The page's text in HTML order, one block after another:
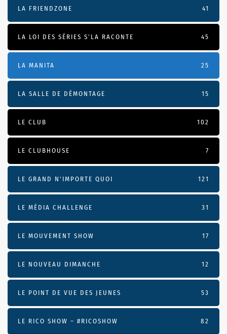
LA FRIENDZONE 41
LA LOI DES SÉRIES S'LA RACONTE 45
LA MANITA 25
LA SALLE DE DÉMONTAGE 15
LE CLUB 102
LE CLUBHOUSE 7
LE GRAND N’IMPORTE QUOI 121
LE MÉDIA CHALLENGE 31
LE MOUVEMENT SHOW 17
LE NOUVEAU DIMANCHE 12
LE POINT DE VUE DES JEUNES 53
LE RICO SHOW – #RICOSHOW 82